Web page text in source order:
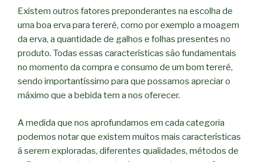
Existem outros fatores preponderantes na escolha de
uma boa erva para tereré, como por exemplo a moagem
da erva, a quantidade de galhos e folhas presentes no
produto. Todas essas características são fundamentais
no momento da compra e consumo de um bom tereré,
sendo importantíssimo para que possamos apreciar o
máximo que a bebida tem a nos oferecer.
A medida que nos aprofundamos em cada categoria
podemos notar que existem muitos mais características
á serem exploradas, diferentes qualidades, métodos de